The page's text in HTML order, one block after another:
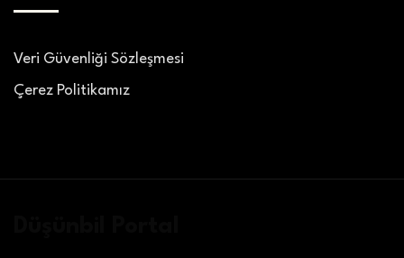
Veri Güvenliği Sözleşmesi
Çerez Politikamız